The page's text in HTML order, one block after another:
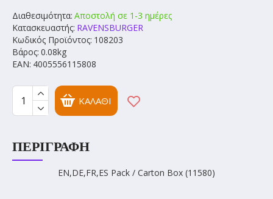
Διαθεσιμότητα: Αποστολή σε 1-3 ημέρες
Κατασκευαστής: RAVENSBURGER
Κωδικός Προϊόντος: 108203
Βάρος: 0.08kg
EAN: 4005556115808
ΚΑΛΆΘΙ
ΠΕΡΙΓΡΑΦΉ
EN,DE,FR,ES Pack / Carton Box (11580)